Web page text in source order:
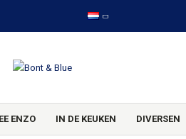
ENZO IN DE KEUKEN DIVERSEN